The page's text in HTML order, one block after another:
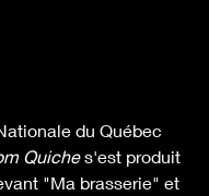
du Québec
Quiche s'est produit
"Ma brasserie" et